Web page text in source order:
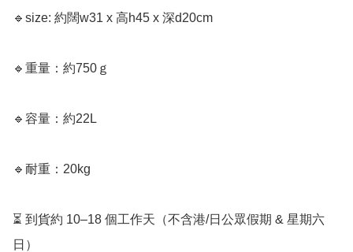
🔹size: 約闊w31 x 高h45 x 深d20cm
🔹重量：約750ｇ
🔹容量：約22L
🔹耐重：20kg
⏳ 到貨約 10–18 個工作天（不含港/日公眾假期 & 星期六
日）